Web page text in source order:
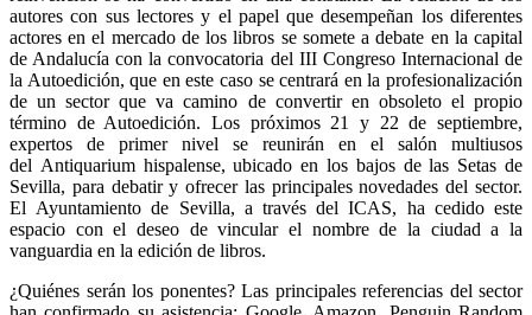
autores con sus lectores y el papel que desempeñan los diferentes
actores en el mercado de los libros se somete a debate en la capital
de Andalucía con la convocatoria del III Congreso Internacional de
la Autoedición, que en este caso se centrará en la profesionalización
de un sector que va camino de convertir en obsoleto el propio
término de Autoedición. Los próximos 21 y 22 de septiembre,
expertos de primer nivel se reunirán en el salón multiusos
del Antiquarium hispalense, ubicado en los bajos de las Setas de
Sevilla, para debatir y ofrecer las principales novedades del sector.
El Ayuntamiento de Sevilla, a través del ICAS, ha cedido este
espacio con el deseo de vincular el nombre de la ciudad a la
vanguardia en la edición de libros.
¿Quiénes serán los ponentes? Las principales referencias del sector